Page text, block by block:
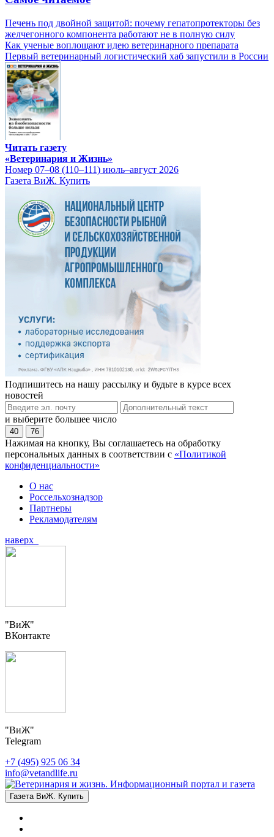
Печень под двойной защитой: почему гепатопротекторы без
желчегонного компонента работают не в полную силу
Как ученые воплощают идею ветеринарного препарата
Первый ветеринарный логистический хаб запустили в России
Читать газету
«Ветеринария и Жизнь»
Номер 07–08 (110–111) июль–август 2026
Газета ВиЖ. Купить
Подпишитесь на нашу рассылку и будьте в курсе всех
новостей
и выберите большее число
40 76
Нажимая на кнопку, Вы соглашаетесь на обработку
персональных данных в соответствии с «Политикой
конфиденциальности»
О нас
Россельхознадзор
Партнеры
Рекламодателям
наверх
"ВиЖ"
ВКонтакте
"ВиЖ"
Telegram
+7 (495) 925 06 34
info@vetandlife.ru
Газета ВиЖ. Купить